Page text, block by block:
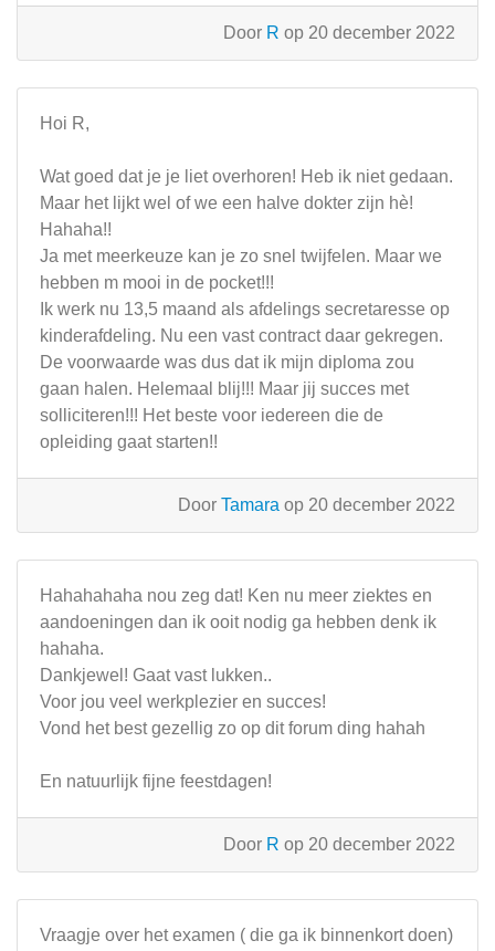
Door R op 20 december 2022
Hoi R,
Wat goed dat je je liet overhoren! Heb ik niet gedaan.
Maar het lijkt wel of we een halve dokter zijn hè!
Hahaha!!
Ja met meerkeuze kan je zo snel twijfelen. Maar we
hebben m mooi in de pocket!!!
Ik werk nu 13,5 maand als afdelings secretaresse op
kinderafdeling. Nu een vast contract daar gekregen.
De voorwaarde was dus dat ik mijn diploma zou
gaan halen. Helemaal blij!!! Maar jij succes met
solliciteren!!! Het beste voor iedereen die de
opleiding gaat starten!!
Door Tamara op 20 december 2022
Hahahahaha nou zeg dat! Ken nu meer ziektes en
aandoeningen dan ik ooit nodig ga hebben denk ik
hahaha.
Dankjewel! Gaat vast lukken..
Voor jou veel werkplezier en succes!
Vond het best gezellig zo op dit forum ding hahah
En natuurlijk fijne feestdagen!
Door R op 20 december 2022
Vraagje over het examen ( die ga ik binnenkort doen)